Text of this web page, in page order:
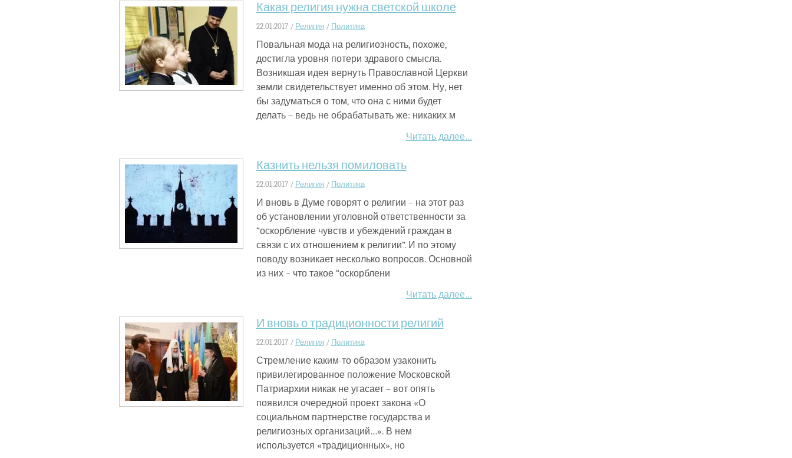
Какая религия нужна светской школе
22.01.2017 / Религия / Политика
Повальная мода на религиозность, похоже,
достигла уровня потери здравого смысла.
Возникшая идея вернуть Православной Церкви
земли свидетельствует именно об этом. Ну, нет
бы задуматься о том, что она с ними будет
делать – ведь не обрабатывать же: никаких м
Читать далее…
Казнить нельзя помиловать
22.01.2017 / Религия / Политика
И вновь в Думе говорят о религии – на этот раз
об установлении уголовной ответственности за
“оскорбление чувств и убеждений граждан в
связи с их отношением к религии”. И по этому
поводу возникает несколько вопросов. Основной
из них – что такое “оскорблени
Читать далее…
И вновь о традиционности религий
22.01.2017 / Религия / Политика
Стремление каким-то образом узаконить
привилегированное положение Московской
Патриархии никак не угасает – вот опять
появился очередной проект закона «О
социальном партнерстве государства и
религиозных организаций…». В нем
используется «традиционных», но